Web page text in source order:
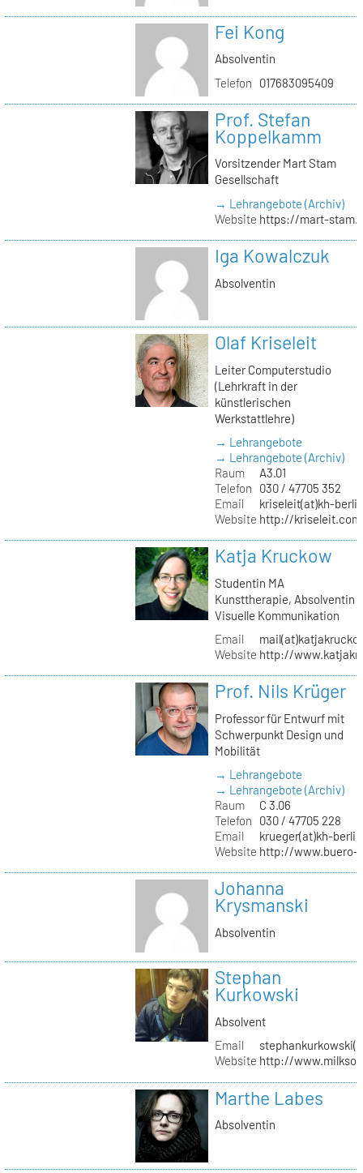
Fei Kong
Absolventin
Telefon
017683095409
Prof. Stefan
Koppelkamm
Vorsitzender Mart Stam
Gesellschaft
→ Lehrangebote (Archiv)
Website https://mart-
Iga Kowalczuk
Absolventin
Olaf Kriseleit
Leiter Computerstudio
(Lehrkraft in der
künstlerischen
Werkstattlehre)
→ Lehrangebote
→ Lehrangebote (Archiv)
Raum
A3.01
Telefon
030 / 47705 352
Email
kriseleit(at)kh-
Website http://kriseleit.com
Katja Kruckow
Studentin MA
Kunsttherapie, Absolventin
Visuelle Kommunikation
Email
Website http://
Prof. Nils Krüger
Professor für Entwurf mit
Schwerpunkt Design und
Mobilität
→ Lehrangebote
→ Lehrangebote (Archiv)
Raum
C 3.06
Telefon
030 / 47705 228
Email
krueger(at)kh-
Website http://www.buero-
Johanna
Krysmanski
Absolventin
Stephan
Kurkowski
Absolvent
Email
Website http://
Marthe Labes
Absolventin